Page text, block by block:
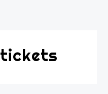
tickets